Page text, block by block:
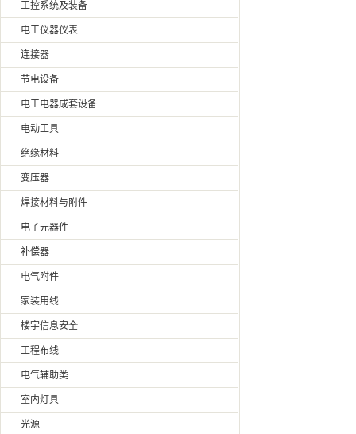
工控系统及装备
电工仪器仪表
连接器
节电设备
电工电器成套设备
电动工具
绝缘材料
变压器
焊接材料与附件
电子元器件
补偿器
电气附件
家装用线
楼宇信息安全
工程布线
电气辅助类
室内灯具
光源